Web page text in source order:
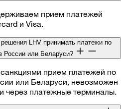
прием платежей
и Visa.
LHV принимать платежи по
России или Беларуси?
прием платежей по
или Беларуси, невозможен
через платежные терминалы.